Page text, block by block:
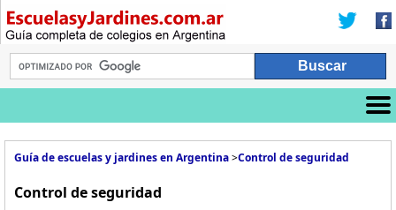
Guía de escuelas y jardines en Argentina>Control de seguridad
Control de seguridad